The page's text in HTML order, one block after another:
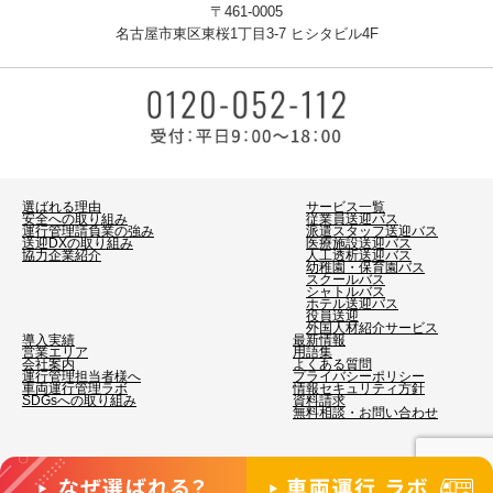
選ばれる理由
安全への取り組み
運行管理請負業の強み
送迎DXの取り組み
協力企業紹介
サービス一覧
従業員送迎バス
派遣スタッフ送迎バス
医療施設送迎バス
人工透析送迎バス
幼稚園・保育園バス
スクールバス
シャトルバス
ホテル送迎バス
役員送迎
外国人材紹介サービス
導入実績
営業エリア
会社案内
運行管理担当者様へ
車両運行管理ラボ
SDGsへの取り組み
最新情報
用語集
よくある質問
プライバシーポリシー
情報セキュリティ方針
資料請求
無料相談・お問い合わせ
〒461-0005
名古屋市東区東桜1丁目3-7 ヒシタビル4F